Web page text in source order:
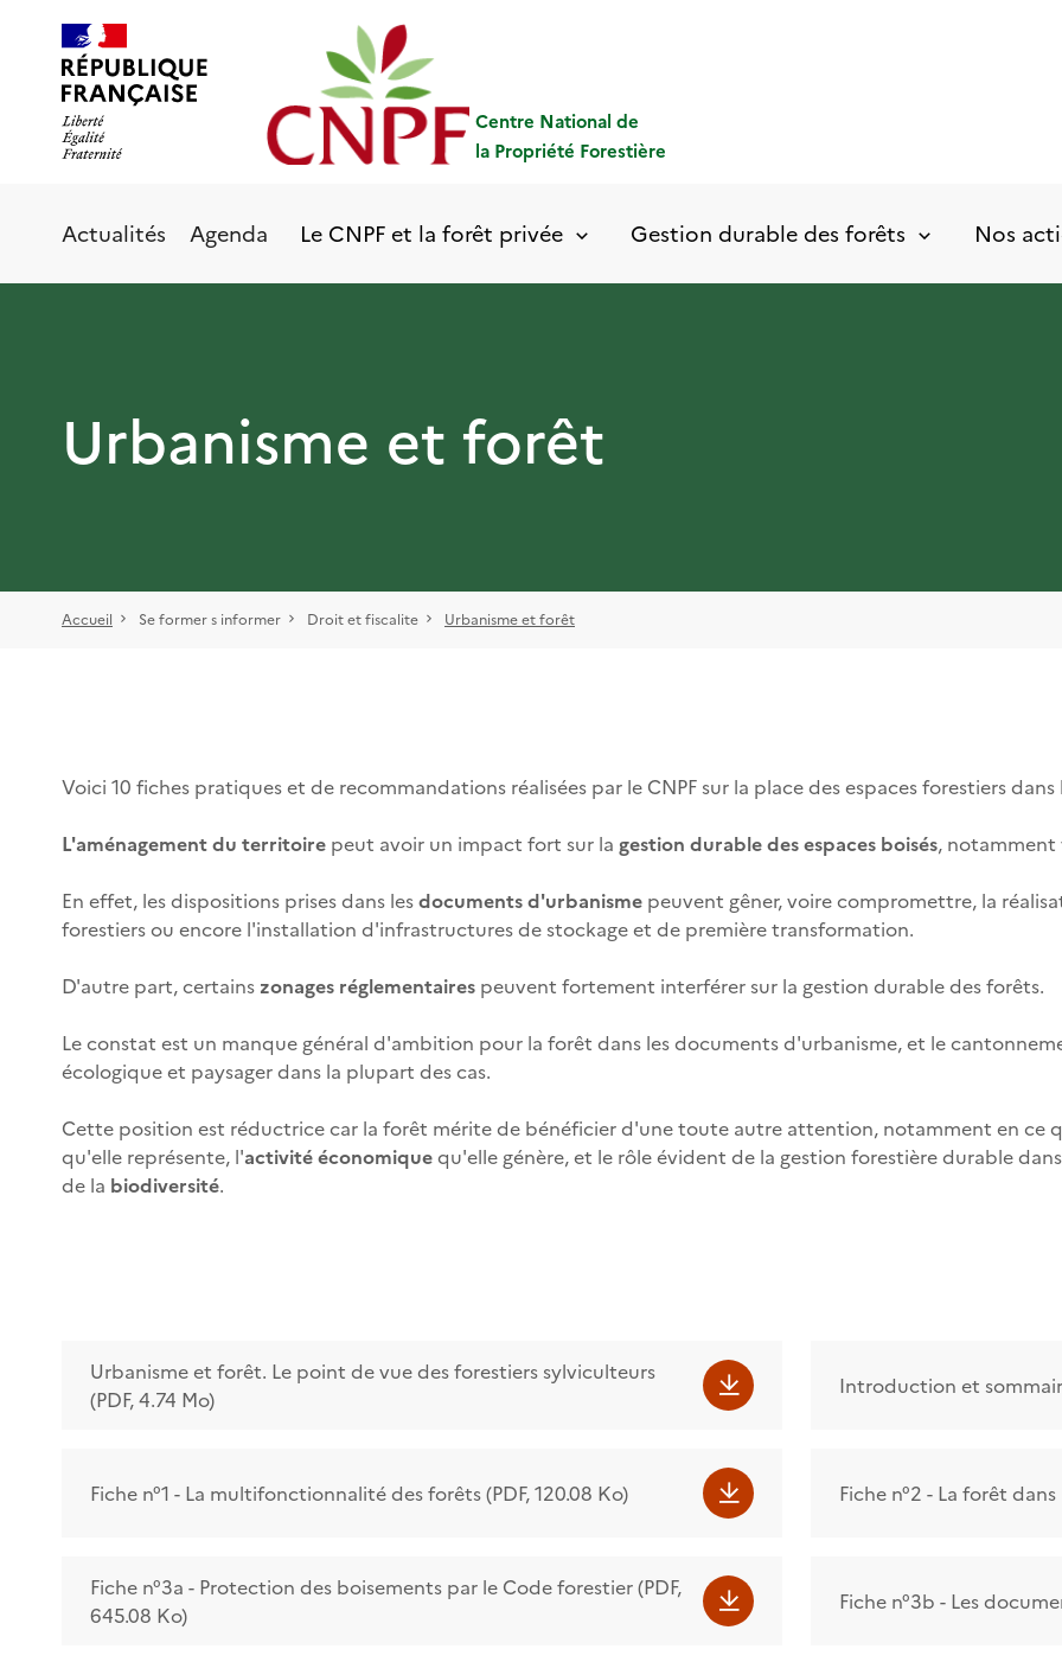
contenu
principal
Centre National de
la Propriété Forestière
Actualités Agenda Le CNPF et la forêt privée Gestion durable des forêts Nos
Urbanisme et forêt
Accueil Se former s informer Droit et fiscalite Urbanisme et forêt
Voici 10 fiches pratiques et de recommandations réalisées par le CNPF sur la place des espaces forestiers
L'aménagement du territoire peut avoir un impact fort sur la gestion durable des espaces boisés, notamment
En effet, les dispositions prises dans lesdocuments d'urbanisme peuvent gêner, voire compromettre, la
forestiers ou encore l'installation d'infrastructures de stockage et de première transformation.
D'autre part, certains zonages réglementaires peuvent fortement interférer sur la gestion durable des forêts.
Le constat est un manque général d'ambition pour la forêt dans les documents d'urbanisme, et le
écologique et paysager dans la plupart des cas.
Cette position est réductrice car la forêt mérite de bénéficier d'une toute autre attention, notamment en ce
qu'elle représente, l'activité économiquequ'elle génère, et le rôle évident de la gestion forestière durable
de la biodiversité.
Urbanisme et forêt. Le point de vue des forestiers sylviculteurs
(PDF, 4.74 Mo)
Introduction et
Fiche n°1 - La multifonctionnalité des forêts (PDF, 120.08 Ko) Fiche n°2 - La forêt
Fiche n°3a - Protection des boisements par le Code forestier (PDF,
645.08 Ko)
Fiche n°3b - Les